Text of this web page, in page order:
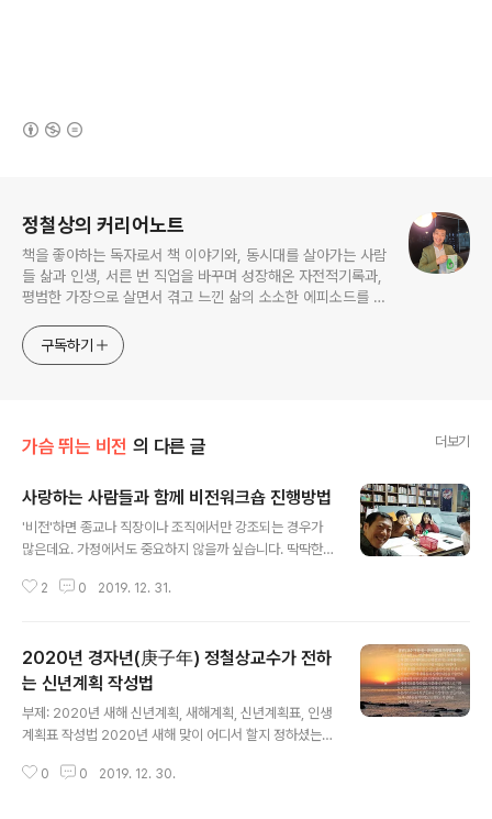
정철상의 커리어노트
책을 좋아하는 독자로서 책 이야기와, 동시대를 살아가는 사람
들 삶과 인생, 서른 번 직업을 바꾸며 성장해온 자전적기록과,
평범한 가장으로 살면서 겪고 느낀 삶의 소소한 에피소드를 전
고픈 커리어코치, 유튜브: 정교수의 인생수업
구독하기
가슴 뛰는 비전 의 다른 글 더보기
사랑하는 사람들과 함께 비전워크숍 진행방법
'비전'하면 종교나 직장이나 조직에서만 강조되는 경우가
많은데요. 가정에서도 중요하지 않을까 싶습니다. 딱딱한
쉽게 진행할 수 있도록 비전워크숍 진행방법을 전해드리려
데도 작은 도움이 될 겁니다. 아내는 2020년 새해가 저의
한 해가 될 거라는 이야기를 전해 들었다고 하는데요. 저는
그런 것 믿지 않지만 은근 기대하며 계획 세워보려 합니다.
저희 가족은 해마다 새해 신년계획을 수립해 왔는데요. 제
가 비전 관련 책도 쓰고, 관련 강의도 여러 곳에서 해왔고,
비전워크숍도 제법 진행해왔는데요. 그렇지만 정작 집에서
2 0 2019. 12. 31.
2020년 경자년(庚子年) 정철상교수가 전하
는 신년계획 작성법
부제: 2020년 새해 신년계획, 새해계획, 신년계획표, 인생
계획표 작성법 2020년 새해 맞이 어디서 할지 정하셨는지
해를 맞이할까 고민 중이긴 한데요. 그렇게 멀지 않은 가까
0 0 2019. 12. 30.